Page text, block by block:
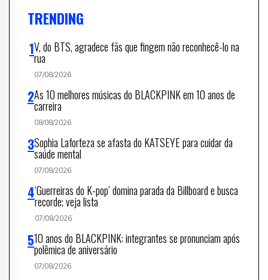
TRENDING
V, do BTS, agradece fãs que fingem não reconhecê-lo na
rua
07/08/2026
As 10 melhores músicas do BLACKPINK em 10 anos de
carreira
08/08/2026
Sophia Laforteza se afasta do KATSEYE para cuidar da
saúde mental
07/08/2026
‘Guerreiras do K-pop’ domina parada da Billboard e busca
recorde; veja lista
07/08/2026
10 anos do BLACKPINK: integrantes se pronunciam após
polêmica de aniversário
07/08/2026